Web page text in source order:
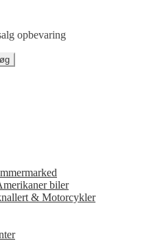
opbevaring
biler
& Motorcykler